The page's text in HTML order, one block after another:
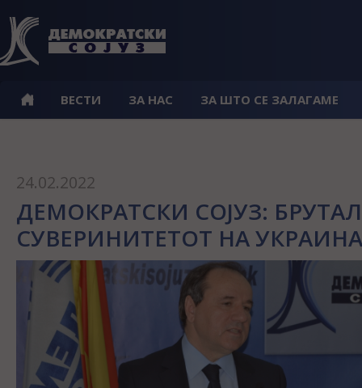
ВЕСТИ ЗА НАС ЗА ШТО СЕ ЗАЛАГАМЕ
24.02.2022
ДЕМОКРАТСКИ СОЈУЗ:
СУВЕРИНИТЕТОТ НА УКРАИНА